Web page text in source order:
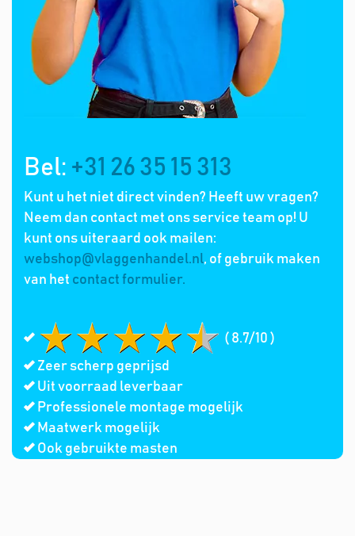
Bel: +31 26 35 15 313
Kunt u het niet direct vinden? Heeft uw vragen?
Neem dan contact met ons service team op! U
kunt ons uiteraard ook mailen:
webshop@vlaggenhandel.nl, of gebruik maken
van het contact formulier.
( 8.7/10 )
Zeer scherp geprijsd
Uit voorraad leverbaar
Professionele montage mogelijk
Maatwerk mogelijk
Ook gebruikte masten